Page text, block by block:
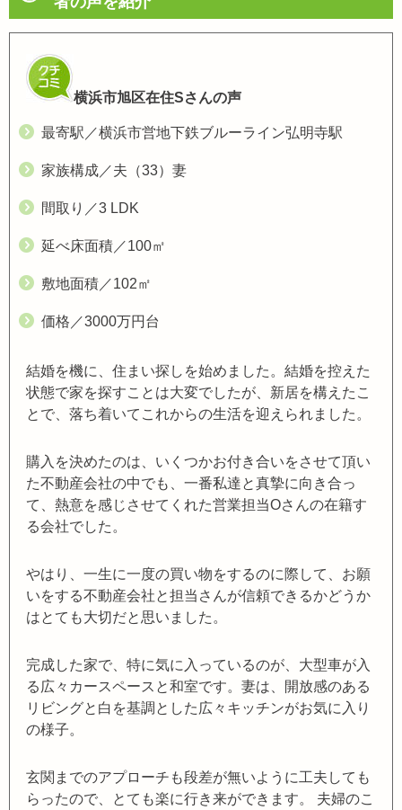
横浜市旭区在住Sさんの声
最寄駅／横浜市営地下鉄ブルーライン弘明寺駅
家族構成／夫（33）妻
間取り／3 LDK
延べ床面積／100㎡
敷地面積／102㎡
価格／3000万円台
結婚を機に、住まい探しを始めました。結婚を控えた
状態で家を探すことは大変でしたが、新居を構えたこ
とで、落ち着いてこれからの生活を迎えられました。
購入を決めたのは、いくつかお付き合いをさせて頂い
た不動産会社の中でも、一番私達と真摯に向き合っ
て、熱意を感じさせてくれた営業担当Oさんの在籍す
る会社でした。
やはり、一生に一度の買い物をするのに際して、お願
いをする不動産会社と担当さんが信頼できるかどうか
はとても大切だと思いました。
完成した家で、特に気に入っているのが、大型車が入
る広々カースペースと和室です。妻は、開放感のある
リビングと白を基調とした広々キッチンがお気に入り
の様子。
玄関までのアプローチも段差が無いように工夫しても
らったので、とても楽に行き来ができます。 夫婦のこ